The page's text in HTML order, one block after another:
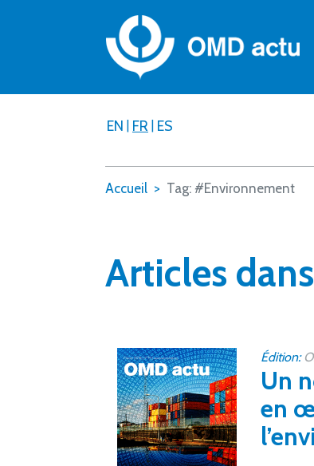
EN | FR | ES
Accueil Tag: #Environnement
Articles
Édition:
Un
en